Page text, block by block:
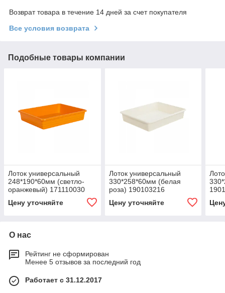
Возврат товара в течение 14 дней за счет покупателя
Все условия возврата
Подобные товары компании
Лоток универсальный
248*190*60мм (светло-
оранжевый) 171110030
Цену уточняйте
Лоток универсальный
330*258*60мм (белая
роза) 190103216
Цену уточняйте
О нас
Рейтинг не сформирован
Менее 5 отзывов за последний год
Работает с 31.12.2017